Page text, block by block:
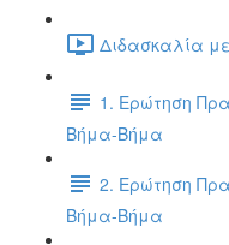
Διδασκαλία
1. Ερώτηση
Βήμα-Βήμα
2. Ερώτηση
Βήμα-Βήμα